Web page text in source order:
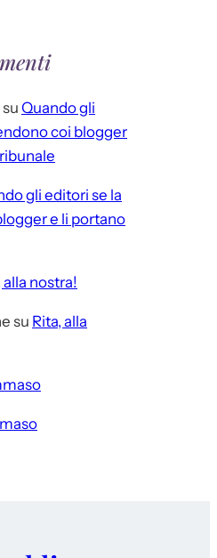
su Quando gli
coi blogger
gli editori se la
e li portano
alla nostra!
su Rita, alla